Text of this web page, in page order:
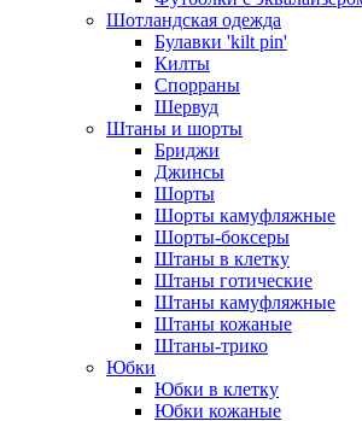
Шотландская одежда
Булавки 'kilt pin'
Килты
Спорраны
Шервуд
Штаны и шорты
Бриджи
Джинсы
Шорты
Шорты камуфляжные
Шорты-боксеры
Штаны в клетку
Штаны готические
Штаны камуфляжные
Штаны кожаные
Штаны-трико
Юбки
Юбки в клетку
Юбки кожаные